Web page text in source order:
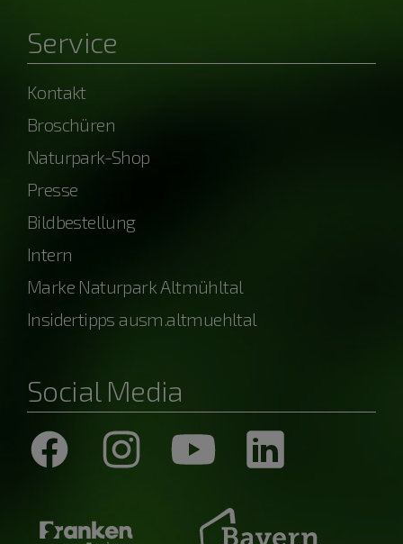
Service
Kontakt
Broschüren
Naturpark-Shop
Presse
Bildbestellung
Intern
Marke Naturpark Altmühltal
Insidertipps ausm.altmuehltal
Social Media